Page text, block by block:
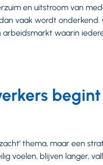
en uitstroom van
vaak wordt
arbeidsmarkt waarin
thema, maar een
voelen, blijven langer,